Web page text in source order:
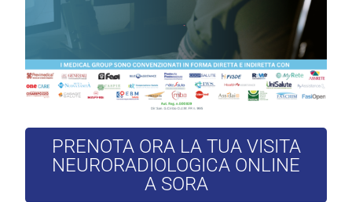
PRENOTA ORA LA TUA VISITA
NEURORADIOLOGICA ONLINE
A SORA